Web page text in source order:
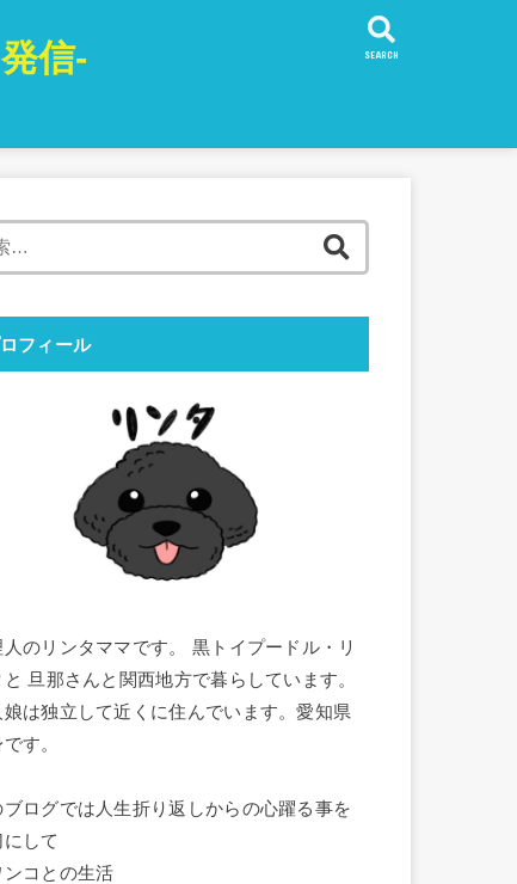
信- SEARCH
フィール
人のリンタママです。 黒トイプードル・リ
と 旦那さんと関西地方で暮らしています。
娘は独立して近くに住んでいます。愛知県
す。
ブログでは人生折り返しからの心躍る事を
にして
ンコとの生活